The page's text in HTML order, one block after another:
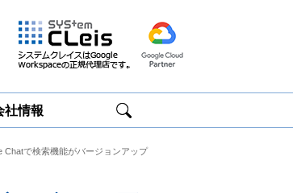
Google
社情報
Chatで検索機能がバージョンアップ